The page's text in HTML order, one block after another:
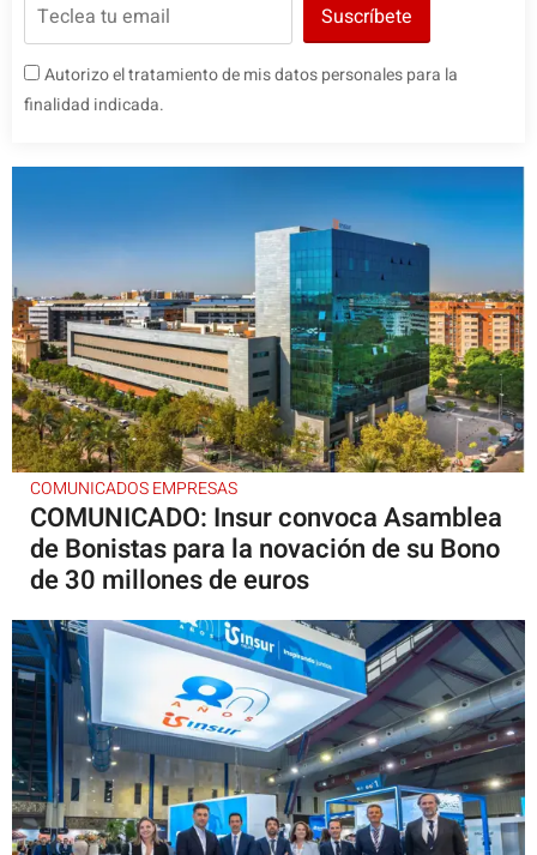
Suscríbete
Autorizo el tratamiento de mis datos personales para la
finalidad indicada.
COMUNICADOS EMPRESAS
COMUNICADO: Insur convoca Asamblea
de Bonistas para la novación de su Bono
de 30 millones de euros